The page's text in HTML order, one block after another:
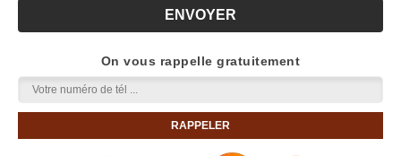
On vous rappelle gratuitement